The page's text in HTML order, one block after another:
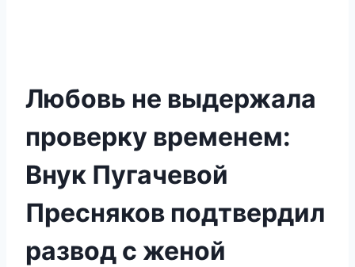
Любовь не выдержала
проверку временем:
Внук Пугачевой
Пресняков подтвердил
развод с женой